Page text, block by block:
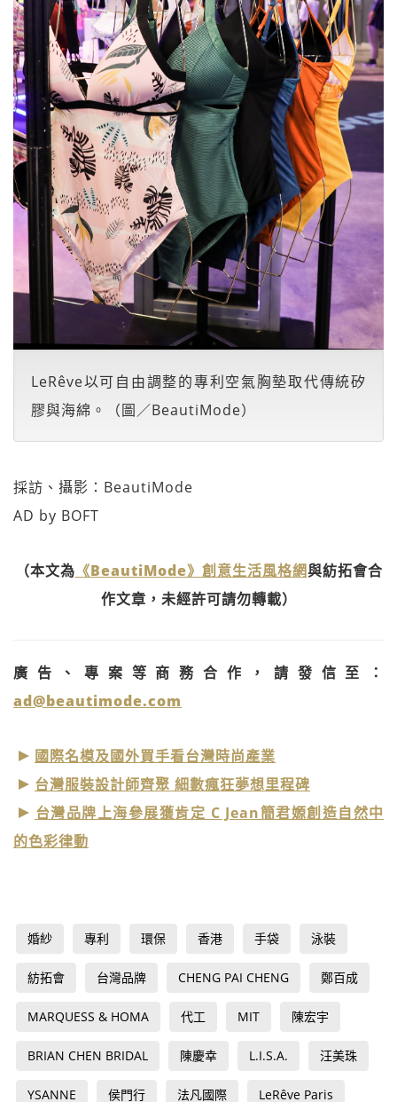
LeRêve以可自由調整的專利空氣胸墊取代傳統矽
膠與海綿。（圖／BeautiMode）
採訪、攝影：BeautiMode
AD by BOFT
（本文為 《BeautiMode》創意生活風格網與紡拓會合
作文章，未經許可請勿轉載）
廣告、專案等商務合作，請發信至：
ad@beautimode.com
國際名模及國外買手看台灣時尚產業
台灣服裝設計師齊聚 細數瘋狂夢想里程碑
台灣品牌上海參展獲肯定 C Jean簡君嫄創造自然中
的色彩律動
婚紗 專利 環保 香港 手袋 泳裝
紡拓會 台灣品牌 CHENG PAI CHENG 鄭百成
MARQUESS & HOMA 代工 MIT 陳宏宇
BRIAN CHEN BRIDAL 陳慶幸 L.I.S.A. 汪美珠
YSANNE 侯門行 法凡國際 LeRêve Paris